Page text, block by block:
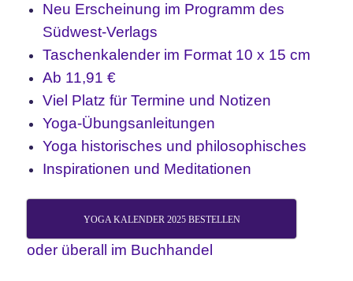
Neu Erscheinung im Programm des
Südwest-Verlags
Taschenkalender im Format 10 x 15 cm
Ab 11,91 €
Viel Platz für Termine und Notizen
Yoga-Übungsanleitungen
Yoga historisches und philosophisches
Inspirationen und Meditationen
YOGA KALENDER 2025 BESTELLEN
oder überall im Buchhandel